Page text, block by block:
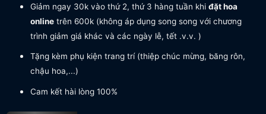
Giảm ngay 30k vào thứ 2, thứ 3 hàng tuần khi đặt hoa
onlinetrên 600k (không áp dụng song song với chương
trình giảm giá khác và các ngày lễ, tết .v.v. )
Tặng kèm phụ kiện trang trí (thiệp chúc mừng, băng rôn,
chậu hoa,...)
Cam kết hài lòng 100%